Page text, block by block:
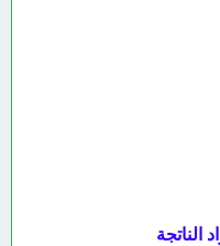
الناتجة